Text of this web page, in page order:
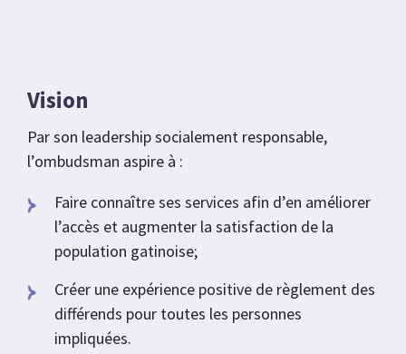
Vision
Par son leadership socialement responsable,
l’ombudsman aspire à :
Faire connaître ses services afin d’en améliorer
l’accès et augmenter la satisfaction de la
population gatinoise;
Créer une expérience positive de règlement des
différends pour toutes les personnes
impliquées.